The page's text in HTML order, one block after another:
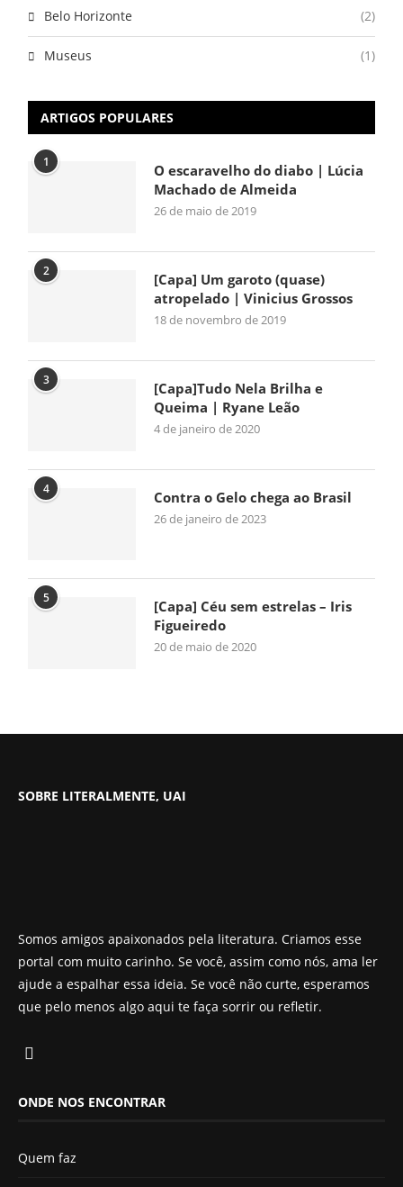
Belo Horizonte (2)
Museus (1)
ARTIGOS POPULARES
1
O escaravelho do diabo | Lúcia
Machado de Almeida
26 de maio de 2019
2
[Capa] Um garoto (quase)
atropelado | Vinicius Grossos
18 de novembro de 2019
3
[Capa]Tudo Nela Brilha e
Queima | Ryane Leão
4 de janeiro de 2020
4 Contra o Gelo chega ao Brasil
26 de janeiro de 2023
5
[Capa] Céu sem estrelas – Iris
Figueiredo
20 de maio de 2020
SOBRE LITERALMENTE, UAI
Somos amigos apaixonados pela literatura. Criamos esse
portal com muito carinho. Se você, assim como nós, ama ler
ajude a espalhar essa ideia. Se você não curte, esperamos
que pelo menos algo aqui te faça sorrir ou refletir.
ONDE NOS ENCONTRAR
Quem faz